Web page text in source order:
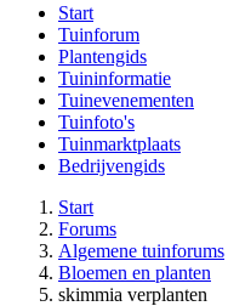
Start
Tuinforum
Plantengids
Tuininformatie
Tuinevenementen
Tuinfoto's
Tuinmarktplaats
Bedrijvengids
Start
Forums
Algemene tuinforums
Bloemen en planten
skimmia verplanten